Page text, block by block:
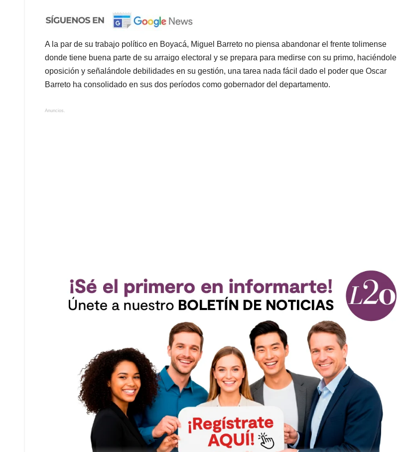
A la par de su trabajo político en Boyacá, Miguel Barreto no piensa abandonar el frente tolimense
donde tiene buena parte de su arraigo electoral y se prepara para medirse con su primo, haciéndole
oposición y señalándole debilidades en su gestión, una tarea nada fácil dado el poder que Oscar
Barreto ha consolidado en sus dos períodos como gobernador del departamento.
Anuncios.